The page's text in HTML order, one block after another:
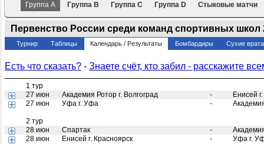
Группа A
Группа B Группа C Группа D Стыковые матчи
Первенство России среди команд спортивных школ
Турнир Таблицы Календарь / Результаты Бомбардиры Сухие
Есть что сказать? - Знаете счёт, кто забил - расскажите
1 тур
27 июн
Академия Ротор г. Волгоград -
Енисей
27 июн
Уфа г. Уфа -
2 тур
28 июн
Спартак -
28 июн
Енисей г. Красноярск - Уфа г.